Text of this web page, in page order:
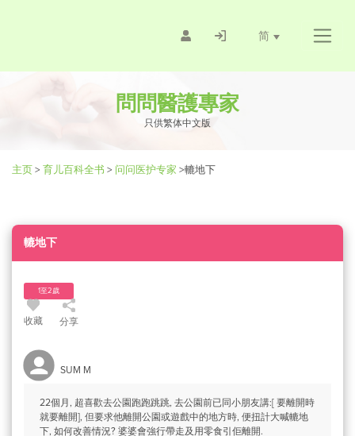
简
問問醫護專家
只供繁体中文版
主页> 育儿百科全书 > 问问医护专家 >轆地下
轆地下
1至2歲
收藏 分享
SUM M
22個月, 超喜歡去公園跑跑跳跳, 去公園前已同小朋友講:[ 要離開時
就要離開], 但要求他離開公園或遊戲中的地方時, 便扭計大喊轆地
下, 如何改善情況? 婆婆會強行帶走及用零食引佢離開.